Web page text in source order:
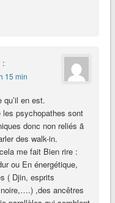
:
15 min
en est.
les psychopathes sont
donc non reliés ã
des walk-in.
me fait Bien rire :
ou En énergétique,
( Djin, esprits
,des ancêtres